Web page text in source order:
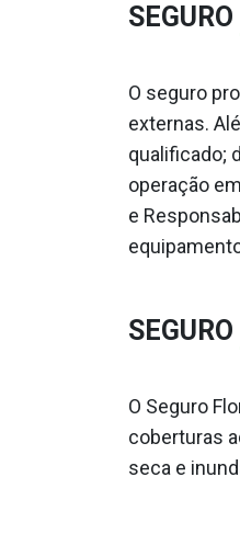
SEGURO
O seguro
externas.
qualificado;
operação
e
SEGURO
O Seguro
coberturas
seca e